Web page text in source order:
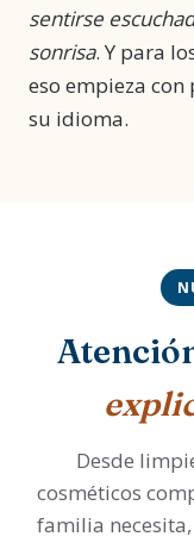
sentirse
sonrisa. Y para
eso empieza
su idioma.
Desde
cosméticos
familia